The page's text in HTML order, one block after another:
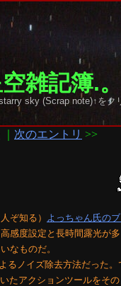
雑記簿.
sky (Scrap note)↑をク
次のエントリ >>
ぞ知る） よっちゃん氏の
感度設定と長時間露光が
なものだ。
るノイズ除去方法だった。
たアクションツールをそ